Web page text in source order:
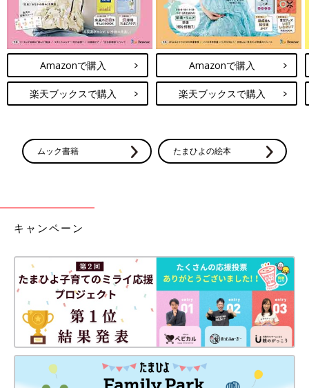
Amazonで購入
楽天ブックスで購入
Amazonで購入
楽天ブックスで購入
ムック書籍 たまひよの絵本
キャンペーン